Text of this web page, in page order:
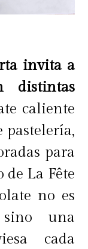
invita a
distintas
caliente
pastelería,
para
La Fête
no es
una
cada